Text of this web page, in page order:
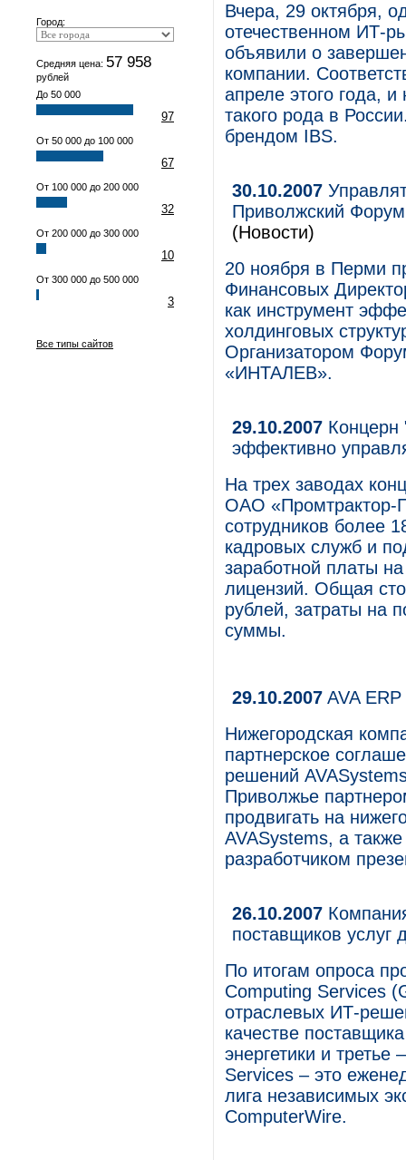
Город:
Средняя цена: 57 958
рублей
До 50 000
97
От 50 000 до 100 000
67
От 100 000 до 200 000
32
От 200 000 до 300 000
10
От 300 000 до 500 000
3
Все типы сайтов
Вчера, 29 октября,
отечественном ИТ-
объявили о
компании.
апреле этого года,
такого рода в
брендом IBS.
30.10.2007
Приволжский
(Новости)
20 ноября в Перми
Финансовых
как инструмент
холдинговых
Организатором
«ИНТАЛЕВ».
29.10.2007 Концерн
эффективно
На трех заводах
ОАО «Промтрактор-
сотрудников более
кадровых служб и
заработной платы
лицензий. Общая
рублей, затраты на
суммы.
29.10.2007 AVA
Нижегородская
партнерское
решений
Приволжье
продвигать на
AVASystems, а
разработчиком
26.10.2007
поставщиков услуг
По итогам опроса
Computing Services
отраслевых ИТ-
качестве
энергетики и
Services – это
лига независимых
ComputerWire.